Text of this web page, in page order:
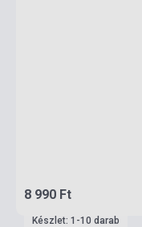
8 990 Ft
Készlet: 1-10 darab